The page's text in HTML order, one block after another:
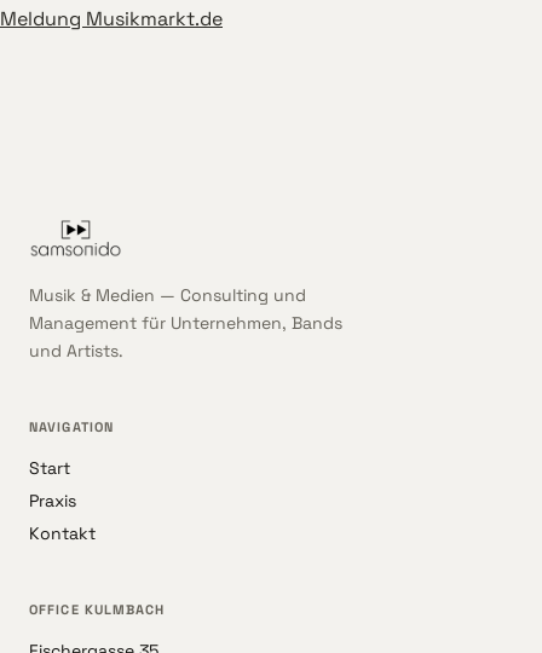
Meldung Musikmarkt.de
Musik & Medien — Consulting und
Management für Unternehmen, Bands
und Artists.
NAVIGATION
Start
Praxis
Kontakt
OFFICE KULMBACH